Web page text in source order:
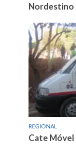
Nordestino
REGIONAL
Cate